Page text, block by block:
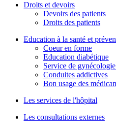
Droits et devoirs
Devoirs des patients
Droits des patients
Education à la santé et
Coeur en forme
Education diabétique
Service de
Conduites addictives
Bon usage des
Les services de l'hôpital
Les consultations externes